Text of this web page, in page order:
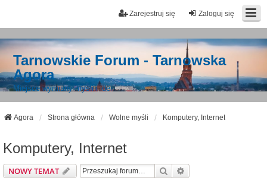
Zaloguj się
Zarejestruj się
Tarnowskie Forum - Tarnowska
Agora
Miejsce wymiany myśli i idei
Agora Strona główna Wolne myśli Komputery, Internet
Komputery, Internet
NOWY TEMAT Szukaj